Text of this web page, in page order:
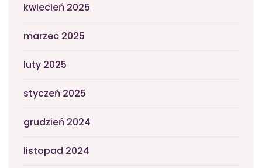
kwiecień 2025
marzec 2025
luty 2025
styczeń 2025
grudzień 2024
listopad 2024